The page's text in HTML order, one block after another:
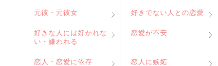
元彼・元彼女 好きでない人との恋愛
好きな人には好かれな
い・嫌われる
恋愛が不安
恋人・恋愛に依存 恋人に嫉妬